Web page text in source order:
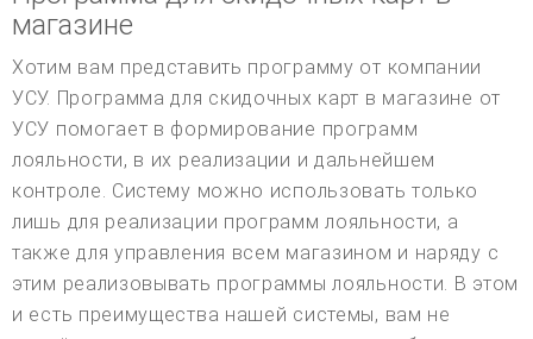
магазине
Хотим вам представить программу от компании
УСУ. Программа для скидочных карт в магазине от
УСУ помогает в формирование программ
лояльности, в их реализации и дальнейшем
контроле. Систему можно использовать только
лишь для реализации программ лояльности, а
также для управления всем магазином и наряду с
этим реализовывать программы лояльности. В этом
и есть преимущества нашей системы, вам не